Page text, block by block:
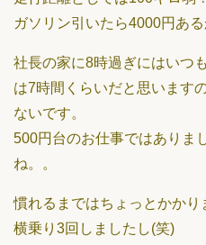
ガソリン引いたら4000円あ
社長の家に8時過ぎにはいつ
は7時間くらいだと思います
ないです。
500円台のお仕事ではありま
ね。。
慣れるまではちょっとかかり
横乗り3回しましたし(笑)